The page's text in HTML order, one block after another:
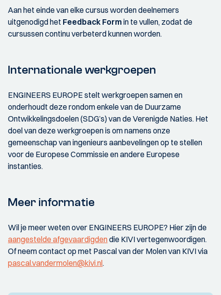
Aan het einde van elke cursus worden deelnemers
uitgenodigd het Feedback Formin te vullen, zodat de
cursussen continu verbeterd kunnen worden.
Internationale werkgroepen
ENGINEERS EUROPE stelt werkgroepen samen en
onderhoudt deze rondom enkele van de Duurzame
Ontwikkelingsdoelen (SDG’s) van de Verenigde Naties. Het
doel van deze werkgroepen is om namens onze
gemeenschap van ingenieurs aanbevelingen op te stellen
voor de Europese Commissie en andere Europese
instanties.
Meer informatie
Wil je meer weten over ENGINEERS EUROPE? Hier zijn de
aangestelde afgevaardigdendie KIVI vertegenwoordigen.
Of neem contact op met Pascal van der Molen van KIVI via
pascal.vandermolen@kivi.nl.